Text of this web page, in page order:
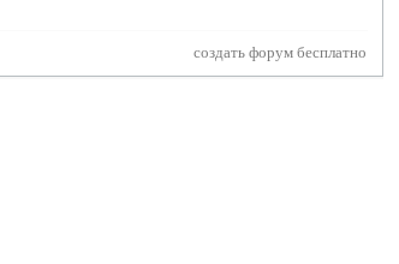
создать форум бесплатно